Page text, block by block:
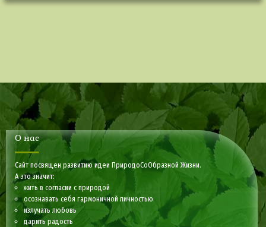
О нас
Сайт посвящен развитию идеи ПриродоСоОбразной Жизни.
А это значит:
жить в согласии с природой
осознавать себя гармоничной личностью
излучать любовь
дарить радость